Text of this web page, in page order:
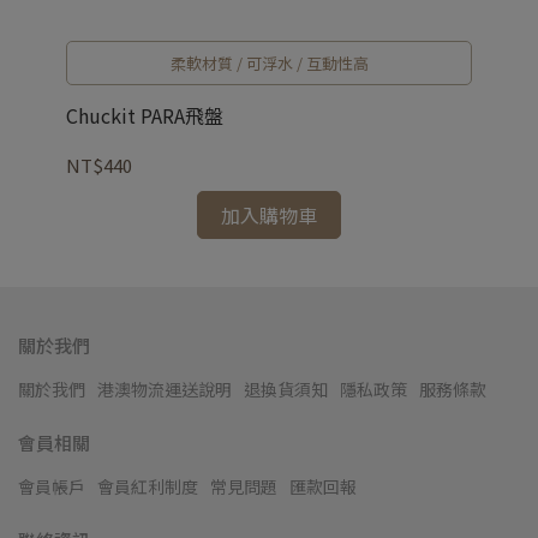
柔軟材質 / 可浮水 / 互動性高
Chuckit PARA飛盤
NT$440
加入購物車
關於我們
關於我們 港澳物流運送說明 退換貨須知 隱私政策 服務條款
會員相關
會員帳戶 會員紅利制度 常見問題 匯款回報